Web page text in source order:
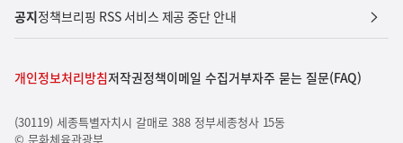
공지정책브리핑 RSS 서비스 제공 중단 안내
개인정보처리방침저작권정책이메일 수집거부자주 묻는 질문(FAQ)
(30119) 세종특별자치시 갈매로 388 정부세종청사 15동
© 문화체육관광부